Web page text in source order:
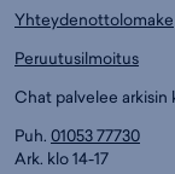
Yhteydenottolomake
Peruutusilmoitus
Chat palvelee arkisin
Puh. 01053 77730
Ark. klo 14-17